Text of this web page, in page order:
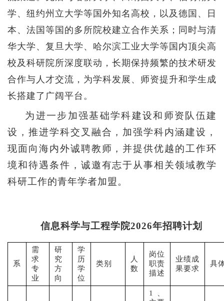
学、纽约州立大学等国外知名高校，以及德国、日
本、法国等国的多所院校建立合作关系；同时与清
华大学、复旦大学、哈尔滨工业大学等国内顶尖高
校及科研院所深度联动，长期保持频繁的技术研发
合作与人才交流，为学科发展、师资提升和学生成
长搭建了广阔平台。
为进一步加强基础学科建设和师资队伍建
设，推进学科交叉融合，加强学科内涵建设，
现面向海内外诚聘教师，并提供优越的工作环
境和待遇条件，诚邀有志于从事相关领域教学
科研工作的青年学者加盟。
信息科学与工程学院2026年招聘计划
系
需
求
专
业
研
究
方
向
学
历
学
位
类别
人
数
岗位
职责
描述
业绩成
果要求
具
1、